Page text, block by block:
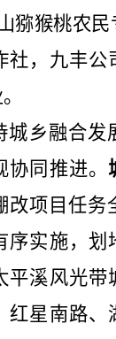
猕猴桃农
社，九丰公
城乡融合
同推进。
改项目任务
序实施，划
平溪风光带
红星南路、